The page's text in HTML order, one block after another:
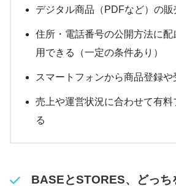
デジタル商品（PDFなど）の
住所・電話番号の公開方法に配
用できる（一定の条件あり）
スマートフォンから商品登録
売上や運営状況に合わせて有料
る
BASEとSTORES、どっち